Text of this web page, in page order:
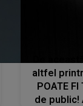
altfel
POATE FI
de public!